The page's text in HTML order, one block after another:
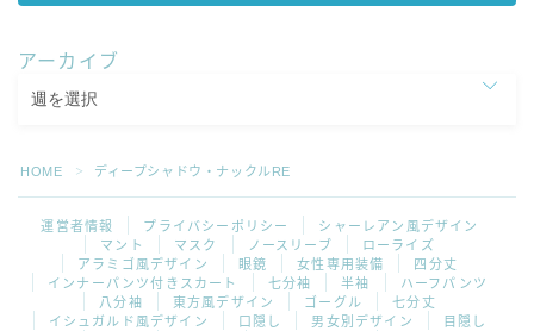
アーカイブ
HOME ＞ ディープシャドウ・ナックルRE
運営者情報 プライバシーポリシー
シャーレアン風デザイン
マント
マスク ノースリーブ
ローライズ
アラミゴ風デザイン
眼鏡 女性専用装備
四分丈
インナーパンツ付きスカート
七分袖 半袖
ハーフパンツ
八分袖
東方風デザイン ゴーグル
七分丈
イシュガルド風デザイン
口隠し 男女別デザイン 目隠し